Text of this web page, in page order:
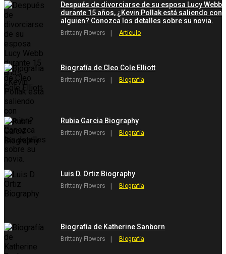
Después de divorciarse de su esposa Lucy Webb
durante 15 años, ¿Kevin Pollak está saliendo con
alguien? Conozca los detalles sobre su novia.
Brittany Flowers Artículo
Biografía de Cleo Cole Elliott
Brittany Flowers Biografía
Rubia Garcia Biography
Brittany Flowers Biografía
Luis D. Ortiz Biography
Brittany Flowers Biografía
Biografía de Katherine Sanborn
Brittany Flowers Biografía